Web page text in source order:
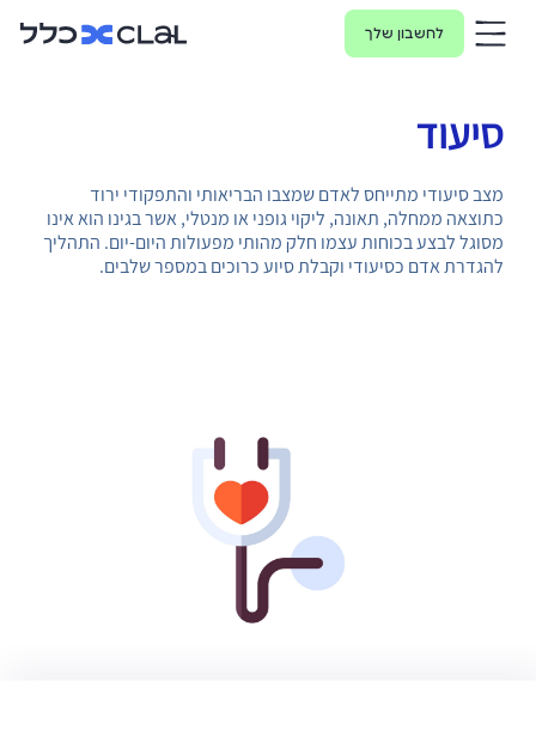
לחשבון שלך
סיעוד
מצב סיעודי מתייחס לאדם שמצבו הבריאותי והתפקודי ירוד
כתוצאה ממחלה, תאונה, ליקוי גופני או מנטלי, אשר בגינו הוא אינו
מסוגל לבצע בכוחות עצמו חלק מהותי מפעולות היום-יום. התהליך
להגדרת אדם כסיעודי וקבלת סיוע כרוכים במספר שלבים.